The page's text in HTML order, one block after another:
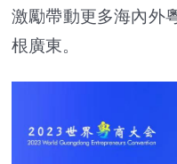
激勵帶動更多海內外
根廣東。